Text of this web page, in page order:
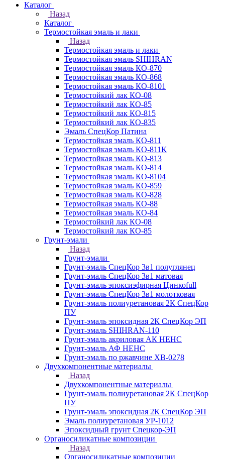
Каталог
Назад
Каталог
Термостойкая эмаль и лаки
Назад
Термостойкая эмаль и лаки
Термостойкая эмаль SHIHRAN
Термостойкая эмаль КО-870
Термостойкая эмаль КО-868
Термостойкая эмаль КО-8101
Термостойкий лак КО-08
Термостойкий лак КО-85
Термостойкий лак КО-815
Термостойкий лак КО-835
Эмаль СпецКор Патина
Термостойкая эмаль КО-811
Термостойкая эмаль КО-811К
Термостойкая эмаль КО-813
Термостойкая эмаль КО-814
Термостойкая эмаль КО-8104
Термостойкая эмаль КО-859
Термостойкая эмаль КО-828
Термостойкая эмаль КО-88
Термостойкая эмаль КО-84
Термостойкий лак КО-08
Термостойкий лак КО-85
Грунт-эмали
Назад
Грунт-эмали
Грунт-эмаль СпецКор 3в1 полуглянец
Грунт-эмаль СпецКор 3в1 матовая
Грунт-эмаль эпоксиэфирная Цинкоfull
Грунт-эмаль СпецКор 3в1 молотковая
Грунт-эмаль полиуретановая 2К СпецКор
ПУ
Грунт-эмаль эпоксидная 2К СпецКор ЭП
Грунт-эмаль SHIHRAN-110
Грунт-эмаль акриловая АК НЕНС
Грунт-эмаль АФ НЕНС
Грунт-эмаль по ржавчине ХВ-0278
Двухкомпонентные материалы
Назад
Двухкомпонентные материалы
Грунт-эмаль полиуретановая 2К СпецКор
ПУ
Грунт-эмаль эпоксидная 2К СпецКор ЭП
Эмаль полиуретановая УР-1012
Эпоксидный грунт Спецкор-ЭП
Органосиликатные композиции
Назад
Органосиликатные композиции